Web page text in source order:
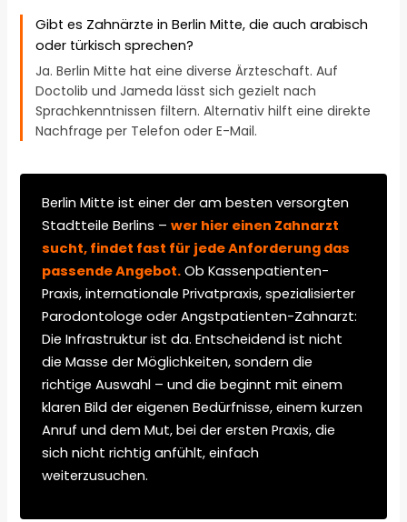
Gibt es Zahnärzte in Berlin Mitte, die auch arabisch
oder türkisch sprechen?
Ja. Berlin Mitte hat eine diverse Ärzteschaft. Auf
Doctolib und Jameda lässt sich gezielt nach
Sprachkenntnissen filtern. Alternativ hilft eine direkte
Nachfrage per Telefon oder E-Mail.
Berlin Mitte ist einer der am besten versorgten
Stadtteile Berlins –wer hier einen Zahnarzt
sucht, findet fast für jede Anforderung das
passende Angebot. Ob Kassenpatienten-
Praxis, internationale Privatpraxis, spezialisierter
Parodontologe oder Angstpatienten-Zahnarzt:
Die Infrastruktur ist da. Entscheidend ist nicht
die Masse der Möglichkeiten, sondern die
richtige Auswahl – und die beginnt mit einem
klaren Bild der eigenen Bedürfnisse, einem kurzen
Anruf und dem Mut, bei der ersten Praxis, die
sich nicht richtig anfühlt, einfach
weiterzusuchen.